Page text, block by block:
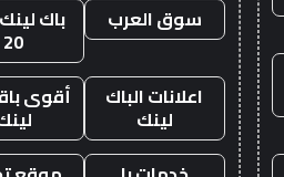
سوق العرب
باك
20
اعلانات الباك
لينك
أقوى